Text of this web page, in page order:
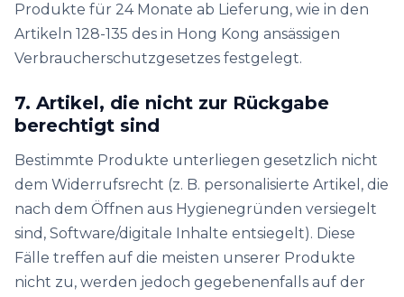
Produkte für 24 Monate ab Lieferung, wie in den
Artikeln 128-135 des in Hong Kong ansässigen
Verbraucherschutzgesetzes festgelegt.
7. Artikel, die nicht zur Rückgabe
berechtigt sind
Bestimmte Produkte unterliegen gesetzlich nicht
dem Widerrufsrecht (z. B. personalisierte Artikel, die
nach dem Öffnen aus Hygienegründen versiegelt
sind, Software/digitale Inhalte entsiegelt). Diese
Fälle treffen auf die meisten unserer Produkte
nicht zu, werden jedoch gegebenenfalls auf der